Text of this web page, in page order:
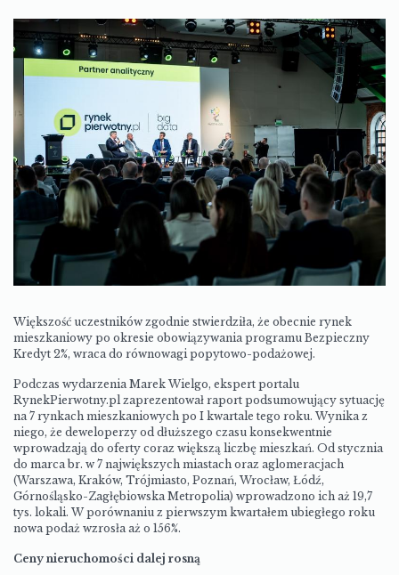
Większość uczestników zgodnie stwierdziła, że obecnie rynek
mieszkaniowy po okresie obowiązywania programu Bezpieczny
Kredyt 2%, wraca do równowagi popytowo-podażowej.
Podczas wydarzenia Marek Wielgo, ekspert portalu
RynekPierwotny.pl zaprezentował raport podsumowujący sytuację
na 7 rynkach mieszkaniowych po I kwartale tego roku. Wynika z
niego, że deweloperzy od dłuższego czasu konsekwentnie
wprowadzają do oferty coraz większą liczbę mieszkań. Od stycznia
do marca br. w 7 największych miastach oraz aglomeracjach
(Warszawa, Kraków, Trójmiasto, Poznań, Wrocław, Łódź,
Górnośląsko-Zagłębiowska Metropolia) wprowadzono ich aż 19,7
tys. lokali. W porównaniu z pierwszym kwartałem ubiegłego roku
nowa podaż wzrosła aż o 156%.
Ceny nieruchomości dalej rosną